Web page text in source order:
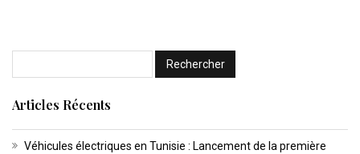
Articles Récents
Véhicules électriques en Tunisie : Lancement de la première